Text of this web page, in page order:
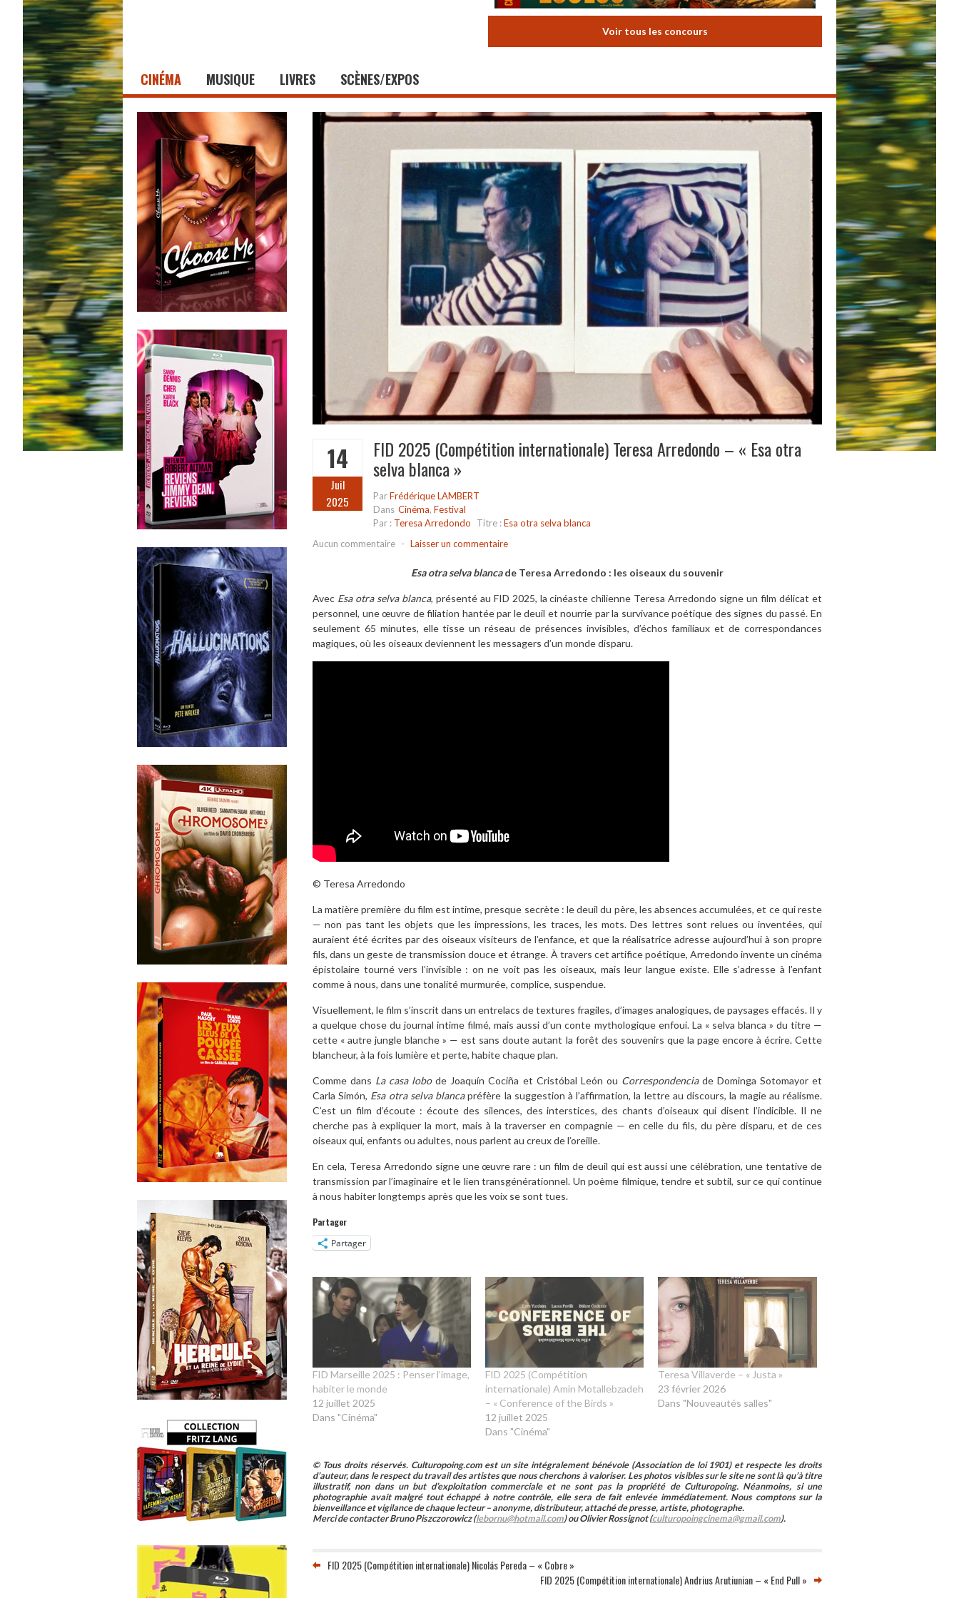
Voir tous les concours
CINÉMA MUSIQUE LIVRES SCÈNES/EXPOS
14
Juil
2025
FID 2025 (Compétition internationale) Teresa Arredondo – « Esa otra
selva blanca »
ParFrédérique LAMBERT
Dans Cinéma, Festival
Par : Teresa Arredondo Titre :Esa otra selva blanca
Aucun commentaire - Laisser un commentaire
Esa otra selva blancade Teresa Arredondo : les oiseaux du souvenir
Avec Esa otra selva blanca, présenté au FID 2025, la cinéaste chilienne Teresa Arredondo signe un film délicat et
personnel, une œuvre de filiation hantée par le deuil et nourrie par la survivance poétique des signes du passé. En
seulement 65 minutes, elle tisse un réseau de présences invisibles, d’échos familiaux et de correspondances
magiques, où les oiseaux deviennent les messagers d’un monde disparu.
© Teresa Arredondo
La matière première du film est intime, presque secrète : le deuil du père, les absences accumulées, et ce qui reste
— non pas tant les objets que les impressions, les traces, les mots. Des lettres sont relues ou inventées, qui
auraient été écrites par des oiseaux visiteurs de l’enfance, et que la réalisatrice adresse aujourd’hui à son propre
fils, dans un geste de transmission douce et étrange. À travers cet artifice poétique, Arredondo invente un cinéma
épistolaire tourné vers l’invisible : on ne voit pas les oiseaux, mais leur langue existe. Elle s’adresse à l’enfant
comme à nous, dans une tonalité murmurée, complice, suspendue.
Visuellement, le film s’inscrit dans un entrelacs de textures fragiles, d’images analogiques, de paysages effacés. Il y
a quelque chose du journal intime filmé, mais aussi d’un conte mythologique enfoui. La « selva blanca » du titre —
cette « autre jungle blanche » — est sans doute autant la forêt des souvenirs que la page encore à écrire. Cette
blancheur, à la fois lumière et perte, habite chaque plan.
Comme dans La casa lobode Joaquín Cociña et Cristóbal León ou Correspondenciade Dominga Sotomayor et
Carla Simón, Esa otra selva blancapréfère la suggestion à l’affirmation, la lettre au discours, la magie au réalisme.
C’est un film d’écoute : écoute des silences, des interstices, des chants d’oiseaux qui disent l’indicible. Il ne
cherche pas à expliquer la mort, mais à la traverser en compagnie — en celle du fils, du père disparu, et de ces
oiseaux qui, enfants ou adultes, nous parlent au creux de l’oreille.
En cela, Teresa Arredondo signe une œuvre rare : un film de deuil qui est aussi une célébration, une tentative de
transmission par l’imaginaire et le lien transgénérationnel. Un poème filmique, tendre et subtil, sur ce qui continue
à nous habiter longtemps après que les voix se sont tues.
Partager
Partager
FID Marseille 2025 : Penser l’image,
habiter le monde
12 juillet 2025
Dans "Cinéma"
FID 2025 (Compétition
internationale) Amin Motallebzadeh
– « Conference of the Birds »
12 juillet 2025
Dans "Cinéma"
Teresa Villaverde – « Justa »
23 février 2026
Dans "Nouveautés salles"
© Tous droits réservés. Culturopoing.com est un site intégralement bénévole (Association de loi 1901) et respecte les droits
d’auteur, dans le respect du travail des artistes que nous cherchons à valoriser. Les photos visibles sur le site ne sont là qu’à titre
illustratif, non dans un but d’exploitation commerciale et ne sont pas la propriété de Culturopoing. Néanmoins, si une
photographie avait malgré tout échappé à notre contrôle, elle sera de fait enlevée immédiatement. Nous comptons sur la
bienveillance et vigilance de chaque lecteur – anonyme, distributeur, attaché de presse, artiste, photographe.
Merci de contacter Bruno Piszczorowicz (lebornu@hotmail.com) ou Olivier Rossignot (culturopoingcinema@gmail.com).
FID 2025 (Compétition internationale) Nicolás Pereda – « Cobre »
FID 2025 (Compétition internationale) Andrius Arutiunian – « End Pull »